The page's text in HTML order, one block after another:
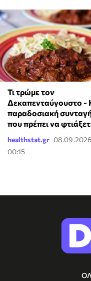
Τι τρώμε τον
Δεκαπενταύγουστο -
παραδοσιακή
που πρέπει να
healthstat.gr
00:15